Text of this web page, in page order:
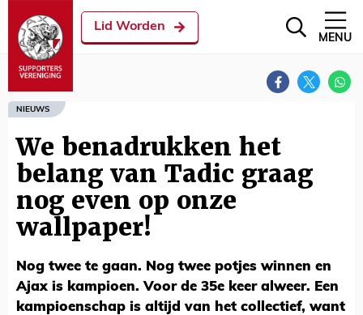
Lid Worden
MENU
NIEUWS
We benadrukken het
belang van Tadic graag
nog even op onze
wallpaper!
Nog twee te gaan. Nog twee potjes winnen en
Ajax is kampioen. Voor de 35e keer alweer. Een
kampioenschap is altijd van het collectief, want